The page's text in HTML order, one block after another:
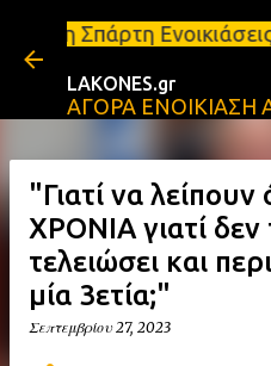
Μετάβαση στο
Ενοικιάσεις
LAKONES.gr
ΑΓΟΡΑ ΕΝΟΙΚΙΑΣΗ
"Γιατί να
ΧΡΟΝΙΑ γιατί δεν
τελειώσει και
μία 3ετία;"
Σεπτεμβρίου 27, 2023